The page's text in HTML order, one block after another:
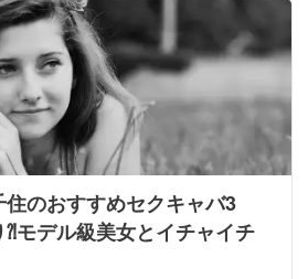
住のおすすめセクキャバ3
モデル級美女とイチャイチ